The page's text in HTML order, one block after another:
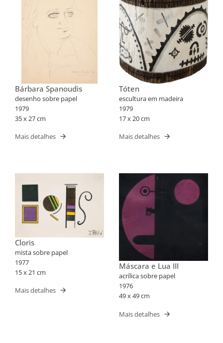
Bárbara Spanoudis
desenho sobre papel
1979
35 x 27 cm
Mais detalhes
Tóten
escultura em madeira
1979
17 x 20 cm
Mais detalhes
Cloris
mista sobre papel
1977
15 x 21 cm
Mais detalhes
Máscara e Lua III
acrílica sobre papel
1976
49 x 49 cm
Mais detalhes